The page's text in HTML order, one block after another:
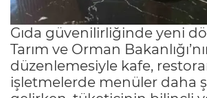
Gıda güvenilirliğinde yeni
Tarım ve Orman
düzenlemesiyle kafe,
işletmelerde menüler daha